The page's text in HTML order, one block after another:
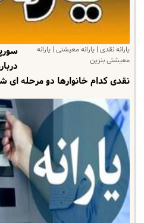
یارانه نقدی | یارانه معیشتی | یارانه
معیشتی بنزین
نقدی کدام خانوارها دو مرحله ای